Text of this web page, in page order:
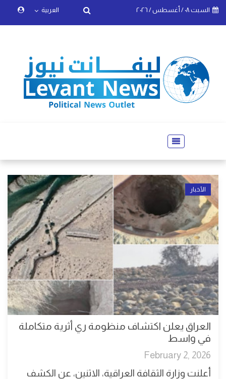
السبت ٠٨ / أغسطس / ٢٠٢٦ العربية
الأخبار
العراق يعلن اكتشاف منظومة ري أثرية متكاملة
في واسط
February 2, 2026
أعلنت وزارة الثقافة العراقية، الاثنين، عن الكشف